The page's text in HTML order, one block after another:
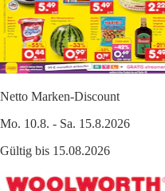
Netto Marken-Discount
Mo. 10.8. - Sa. 15.8.2026
Gültig bis 15.08.2026